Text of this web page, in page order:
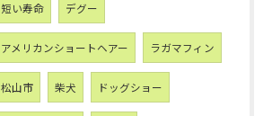
短い寿命 デグー
アメリカンショートヘアー ラガマフィン
松山市 柴犬 ドッグショー